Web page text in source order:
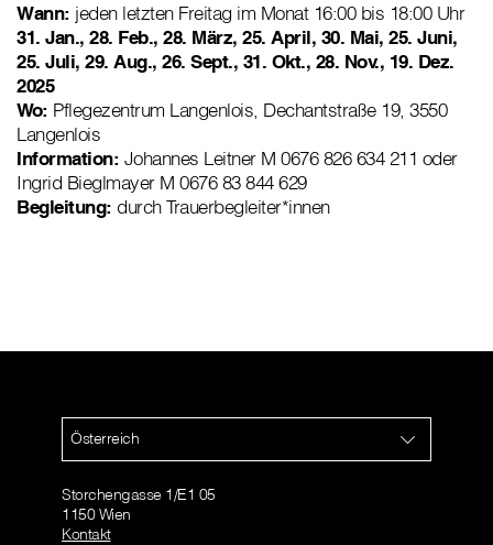
Wann: jeden letzten Freitag im Monat 16:00 bis 18:00 Uhr
31. Jan., 28. Feb., 28. März, 25. April, 30. Mai, 25. Juni,
25. Juli, 29. Aug., 26. Sept., 31. Okt., 28. Nov., 19. Dez.
2025
Wo: Pflegezentrum Langenlois, Dechantstraße 19, 3550
Langenlois
Information: Johannes Leitner M 0676 826 634 211 oder
Ingrid Bieglmayer M 0676 83 844 629
Begleitung: durch Trauerbegleiter*innen
Österreich
Storchengasse 1/E1 05
1150 Wien
Kontakt